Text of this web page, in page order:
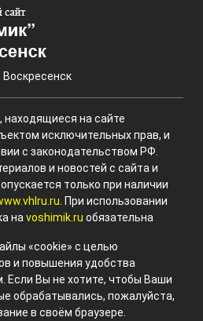
находящиеся на сайте
исключительных прав, и
с законодательством РФ.
и новостей с сайта и
только при наличии
. При использовании
на voshimik.ru обязательна
«cookie» с целью
и повышения удобства
Если Вы не хотите, чтобы Ваши
обрабатывались, пожалуйста,
в своём браузере.